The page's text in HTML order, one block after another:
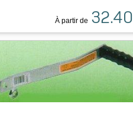
À partir de 32.40